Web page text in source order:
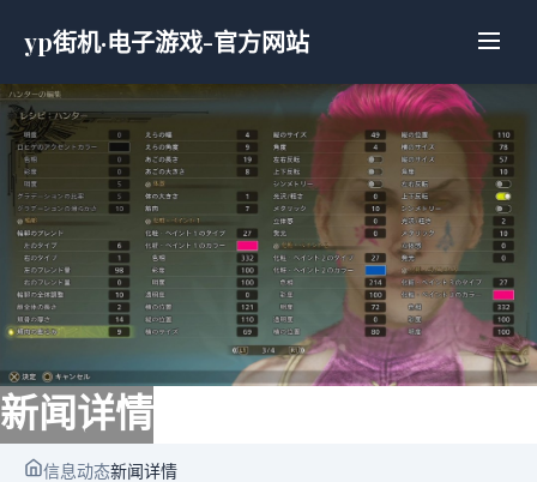
yp街机·电子游戏-官方网站
新闻详情
信息动态新闻详情